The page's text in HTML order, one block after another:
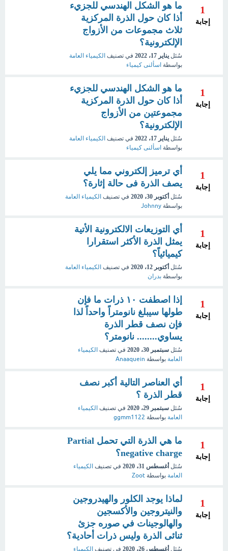
1
إجابة
ما هو الشكل الهندسي للجزيء
أذا كان حول الذرة المركزية
ثلاث مجموعات من الأزواج
الإلكترونية؟
سُئل يناير 17، 2022 في تصنيف الكيمياء العامة
بواسطة اسألنى كيمياء
1
إجابة
ما هو الشكل الهندسي للجزيء
أذا كان حول الذرة المركزية
مجموعتين من الأزواج
الإلكترونية؟
سُئل يناير 17، 2022 في تصنيف الكيمياء العامة
بواسطة اسألنى كيمياء
1
إجابة
أي ترميز إلكتروني مما يلي
يصف الذرة فى حالة إثارة؟
سُئل أكتوبر 30، 2020 في تصنيف الكيمياء العامة
بواسطة Johnny
1
إجابة
أي التوزيعات الالكترونية الأتية
يمثل الذرة الأكثر استقرارا
كيميائياً؟
سُئل أكتوبر 12، 2020 في تصنيف الكيمياء العامة
بواسطة بدران
1
إجابة
إذا اصطفت ١٠ ذرات ما فإن
طولها سيبلغ نانومتراً واحداً لذا
فإن نصف قطر الذرة
يساوي........ نانومتر؟
سُئل سبتمبر 30، 2020 في تصنيف الكيمياء
العامة بواسطة Anaaquein
1
إجابة
أي العناصر التالية أكبر نصف
قطر الذرة ؟
سُئل سبتمبر 29، 2020 في تصنيف الكيمياء
العامة بواسطة ggmm1122
1
إجابة
ما هي الذرة التي تحمل Partial
negative charge؟
سُئل أغسطس 31، 2020 في تصنيف الكيمياء
العامة بواسطة Zoot
1
إجابة
لماذا يوجد الكلور والهيدروجين
والنيتروجين والأكسجين
والهالوجينات في صوره جزئ
ثنائى الذرة وليس ذرات أحادية؟
سُئل أغسطس 26، 2020 في تصنيف الكيمياء